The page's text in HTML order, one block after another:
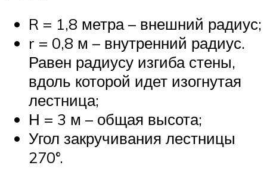
R = 1,8 метра – внешний радиус;
r = 0,8 м – внутренний радиус.
Равен радиусу изгиба стены,
вдоль которой идет изогнутая
лестница;
Н = 3 м – общая высота;
Угол закручивания лестницы
270°.